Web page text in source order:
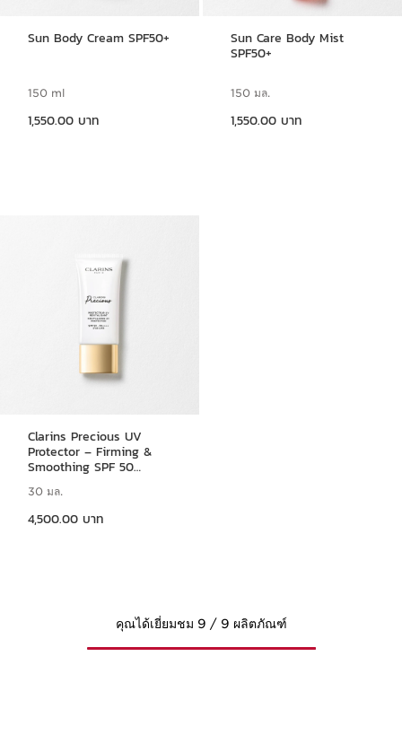
Sun Body Cream SPF50+
150 ml
ราคาปัจจุบัน 1,550.00 บาท
1,550.00 บาท
Sun Care Body Mist
SPF50+
150 มล.
ราคาปัจจุบัน 1,550.00 บาท
1,550.00 บาท
Clarins Precious UV
Protector – Firming &
Smoothing SPF 50
Protection
30 มล.
4,500.00 บาท
คุณได้เยี่ยมชม 9 / 9 ผลิตภัณฑ์